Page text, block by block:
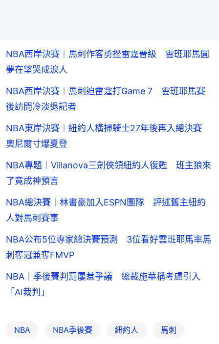
NBA西岸決賽︱馬刺作客勇挫雷霆晉級 雲班耶馬圓
夢在望哭成淚人
NBA西岸決賽︱馬刺迫雷霆打Game 7 雲班耶馬賽
後訪問冷淡退記者
NBA東岸決賽︱紐約人橫掃騎士27年後再入總決賽
奧尼爾寸爆夏登
NBA專題︱Villanova三劍俠領紐約人復甦 班主狼來
了竟成神預言
NBA總決賽｜林書豪加入ESPN團隊 評述舊主紐約
人對馬刺賽事
NBA公布5位專家總決賽預測 3位看好雲班耶馬率馬
刺奪冠兼奪FMVP
NBA｜季後賽判罰屢惹爭議 總裁施華稱考慮引入
「AI裁判」
NBA NBA季後賽 紐約人 馬刺